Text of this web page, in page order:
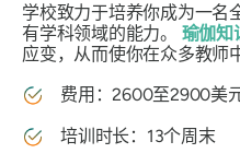
学校致力于培养你成为一名
有学科领域的能力。 瑜伽知
应变，从而使你在众多教师
费用：2600至2900美
培训时长：13个周末